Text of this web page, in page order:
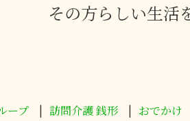
その方らしい生活
ープ 訪問介護 銭形 おでかけ